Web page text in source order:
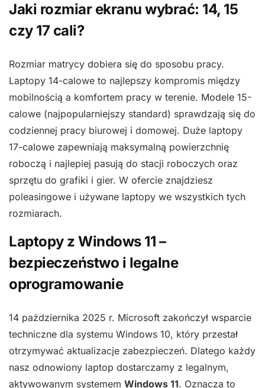
Jaki rozmiar ekranu wybrać: 14, 15
czy 17 cali?
Rozmiar matrycy dobiera się do sposobu pracy.
Laptopy 14-calowe to najlepszy kompromis między
mobilnością a komfortem pracy w terenie. Modele 15-
calowe (najpopularniejszy standard) sprawdzają się do
codziennej pracy biurowej i domowej. Duże laptopy
17-calowe zapewniają maksymalną powierzchnię
roboczą i najlepiej pasują do stacji roboczych oraz
sprzętu do grafiki i gier. W ofercie znajdziesz
poleasingowe i używane laptopy we wszystkich tych
rozmiarach.
Laptopy z Windows 11 –
bezpieczeństwo i legalne
oprogramowanie
14 października 2025 r. Microsoft zakończył wsparcie
techniczne dla systemu Windows 10, który przestał
otrzymywać aktualizacje zabezpieczeń. Dlatego każdy
nasz odnowiony laptop dostarczamy z legalnym,
aktywowanym systemem Windows 11. Oznacza to